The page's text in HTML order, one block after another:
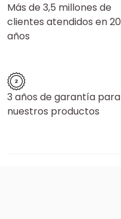
Más de 3,5 millones de
clientes atendidos en 20
años
3 años de garantía para
nuestros productos